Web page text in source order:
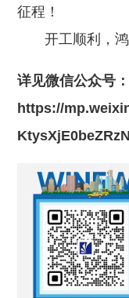
征程！
开工顺利，鸿
详见微信公众号：
https://